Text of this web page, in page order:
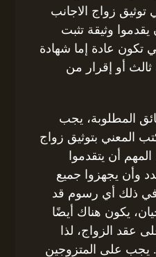
توثيق زواج الاجانب
وثيقة تثبت
تكون عادة إما شهادة
أو إقرار من
المطلوبة، يجب
المعني بتوثيق زواج
أن يتقدموا
وأن يجهزوا جميع
في ذلك أي رسوم قد
يكون هناك أيضًا
عقد الزواج، لذا
يجب على المتزوجين